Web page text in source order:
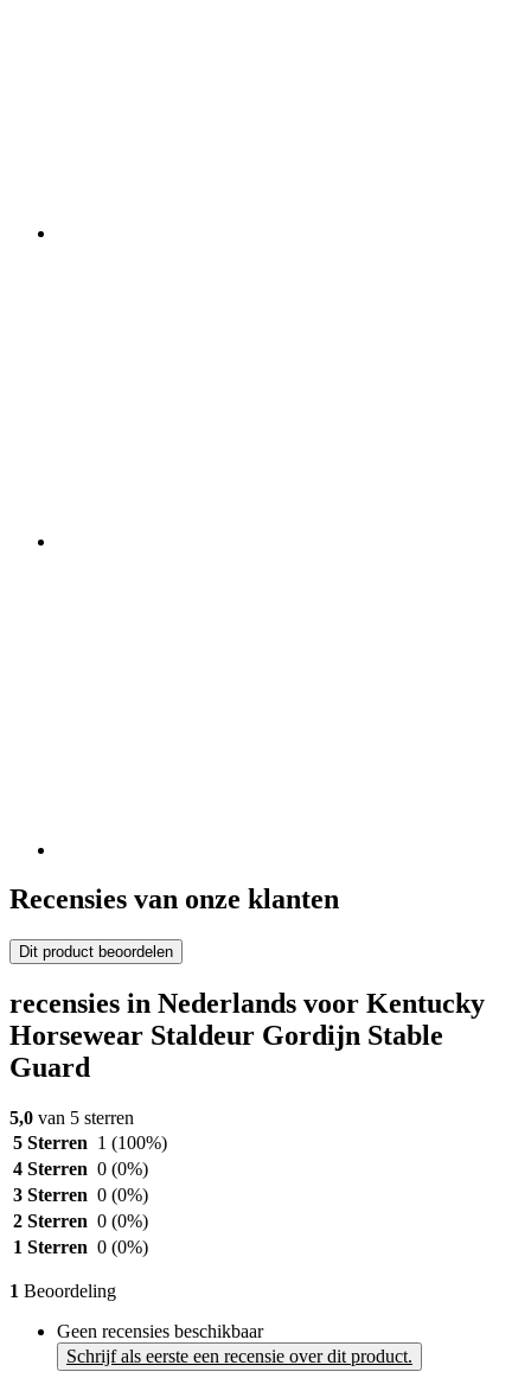
Recensies van onze klanten
Dit product beoordelen
recensies in Nederlands voor Kentucky
Horsewear Staldeur Gordijn Stable
Guard
5,0 van 5 sterren
5 Sterren 1 (100%)
4 Sterren 0 (0%)
3 Sterren 0 (0%)
2 Sterren 0 (0%)
1 Sterren 0 (0%)
1 Beoordeling
Geen recensies beschikbaar
Schrijf als eerste een recensie over dit product.